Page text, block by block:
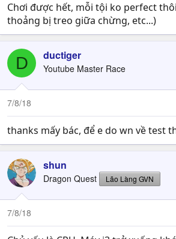
Chơi được hết, mỗi tội ko perfect
thoảng bị treo giữa chừng, etc...)
D ductiger
Youtube Master Race
7/8/18
thanks mấy bác, để e do wn về test
shun
Dragon Quest Lão Làng GVN
7/8/18